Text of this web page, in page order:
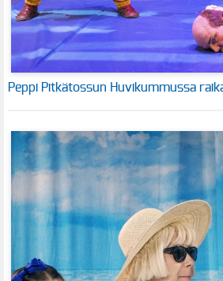
Peppi Pitkätossun Huvikummussa